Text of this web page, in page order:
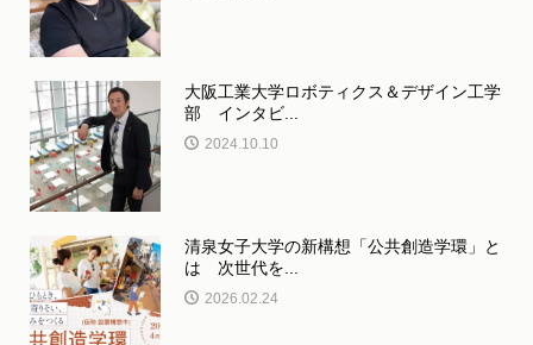
大阪工業大学ロボティクス＆デザイン工学
部 インタビ...
2024.10.10
清泉女子大学の新構想「公共創造学環」と
は 次世代を...
2026.02.24